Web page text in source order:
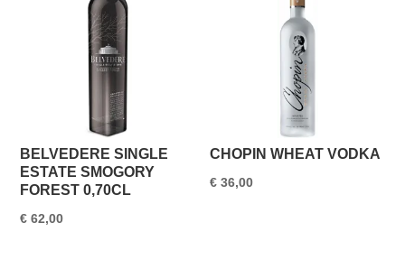
BELVEDERE SINGLE
ESTATE SMOGORY
FOREST 0,70CL
€ 62,00
CHOPIN WHEAT VODKA
€ 36,00